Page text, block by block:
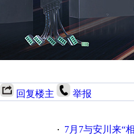
回复楼主 举报
· 7月7与安川来“